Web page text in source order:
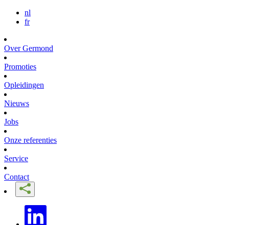
nl
fr
Over Germond
Promoties
Opleidingen
Nieuws
Jobs
Onze referenties
Service
Contact